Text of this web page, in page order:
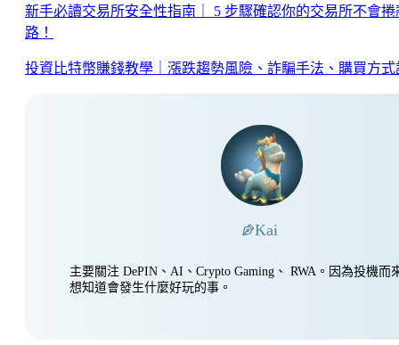
新手必讀交易所安全性指南｜ 5 步驟確認你的交易所不會捲
路！
投資比特幣賺錢教學｜漲跌趨勢風險、詐騙手法、購買方式
Kai
主要關注 DePIN、AI、Crypto Gaming、 RWA。因為投機而
想知道會發生什麼好玩的事。